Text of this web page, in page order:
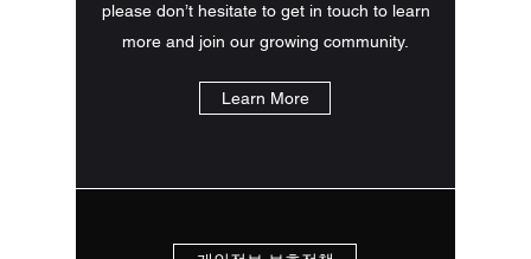
please don’t hesitate to get in touch to learn
more and join our growing community.
Learn More